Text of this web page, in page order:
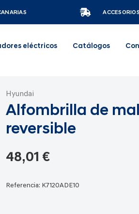
eléctricos Catálogos
Hyundai
Alfombrilla de
reversible
48,01 €
Referencia: K7120ADE10